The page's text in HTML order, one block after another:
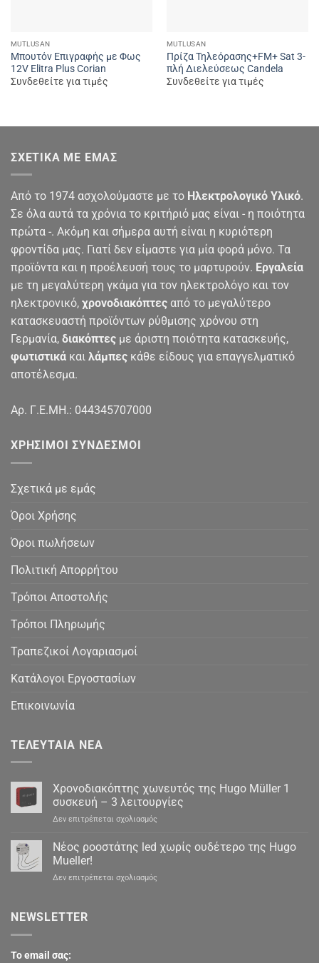
MUTLUSAN
Μπουτόν Επιγραφής με Φως
12V Elitra Plus Corian
Συνδεθείτε για τιμές
MUTLUSAN
Πρίζα Τηλεόρασης+FM+ Sat 3-
πλή Διελεύσεως Candela
Συνδεθείτε για τιμές
ΣΧΕΤΙΚΆ ΜΕ ΕΜΆΣ
Από το 1974 ασχολούμαστε με το Ηλεκτρολογικό Υλικό.
Σε όλα αυτά τα χρόνια το κριτήριό μας είναι - η ποιότητα
πρώτα -. Ακόμη και σήμερα αυτή είναι η κυριότερη
φροντίδα μας. Γιατί δεν είμαστε για μία φορά μόνο. Τα
προϊόντα και η προέλευσή τους το μαρτυρούν. Εργαλεία
με τη μεγαλύτερη γκάμα για τον ηλεκτρολόγο και τον
ηλεκτρονικό, χρονοδιακόπτες από το μεγαλύτερο
κατασκευαστή προϊόντων ρύθμισης χρόνου στη
Γερμανία, διακόπτες με άριστη ποιότητα κατασκευής,
φωτιστικά και λάμπες κάθε είδους για επαγγελματικό
αποτέλεσμα.
Αρ. Γ.Ε.ΜΗ.: 044345707000
ΧΡΉΣΙΜΟΙ ΣΎΝΔΕΣΜΟΙ
Σχετικά με εμάς
Όροι Χρήσης
Όροι πωλήσεων
Πολιτική Απορρήτου
Τρόποι Αποστολής
Τρόποι Πληρωμής
Τραπεζικοί Λογαριασμοί
Κατάλογοι Εργοστασίων
Επικοινωνία
ΤΕΛΕΥΤΑΊΑ ΝΈΑ
Χρονοδιακόπτης χωνευτός της Hugo Müller 1
συσκευή – 3 λειτουργίες
Δεν επιτρέπεται σχολιασμόςστο
χωνευτός
της
Müller
Νέος ροοστάτης led χωρίς ουδέτερο της Hugo
Mueller!
Δεν επιτρέπεται σχολιασμόςστο
NEWSLETTER
To email σας: